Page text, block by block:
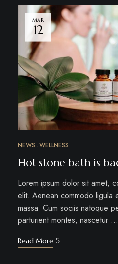
MAR
12
NEWS WELLNESS
Hot stone bath is
Lorem ipsum dolor sit amet,
elit. Aenean commodo ligula
massa. Cum sociis natoque
parturient montes, nascetur …
Read More